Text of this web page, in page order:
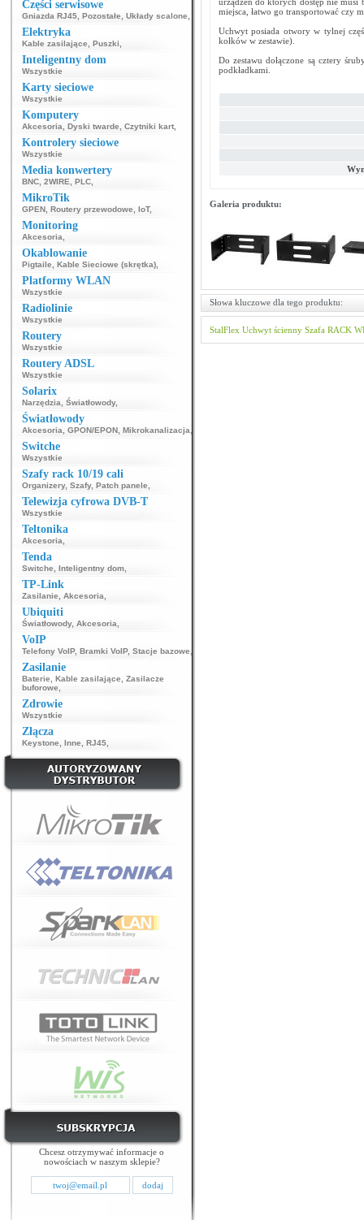
Części serwisowe
Gniazda RJ45 Pozostałe Układy scalone
Elektryka
Kable zasilające Puszki
Inteligentny dom
Wszystkie
Karty sieciowe
Wszystkie
Komputery
Akcesoria Dyski twarde Czytniki kart
Kontrolery sieciowe
Wszystkie
Media konwertery
BNC 2WIRE PLC
MikroTik
GPEN Routery przewodowe IoT,
Monitoring
Akcesoria
Okablowanie
Pigtaile Kable Sieciowe (skrętka)
Platformy WLAN
Wszystkie
Radiolinie
Wszystkie
Routery
Wszystkie
Routery ADSL
Wszystkie
Solarix
Narzędzia Światłowody,
Światłowody
Akcesoria GPON/EPON Mikrokanalizacja
Switche
Wszystkie
Szafy rack 10/19 cali
Organizery, Szafy, Patch panele
Telewizja cyfrowa DVB-T
Wszystkie
Teltonika
Akcesoria
Tenda
Switche Inteligentny dom
TP-Link
Zasilanie Akcesoria
Ubiquiti
Światłowody, Akcesoria
VoIP
Telefony VoIP, Bramki VoIP, Stacje bazowe
Zasilanie
Baterie Kable zasilające
Zasilacze
buforowe
Zdrowie
Wszystkie
Złącza
Keystone Inne RJ45
Chcesz otrzymywać informacje o
nowościach w naszym sklepie?
miejsca, łatwo go transportować czy
Uchwyt posiada otwory w tylnej
kołków w zestawie).
Do zestawu dołączone są cztery
podkładkami.
Galeria produktu:
Słowa kluczowe dla tego produktu:
StalFlex Uchwyt ścienny Szafa RACK